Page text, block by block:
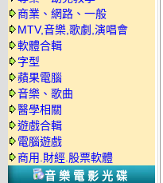
商業、網路、一般
MTV,音樂,歌劇,演唱會
軟體合輯
字型
蘋果電腦
音樂、歌曲
醫學相關
遊戲合輯
電腦遊戲
商用.財經.股票軟體
音樂電影光碟